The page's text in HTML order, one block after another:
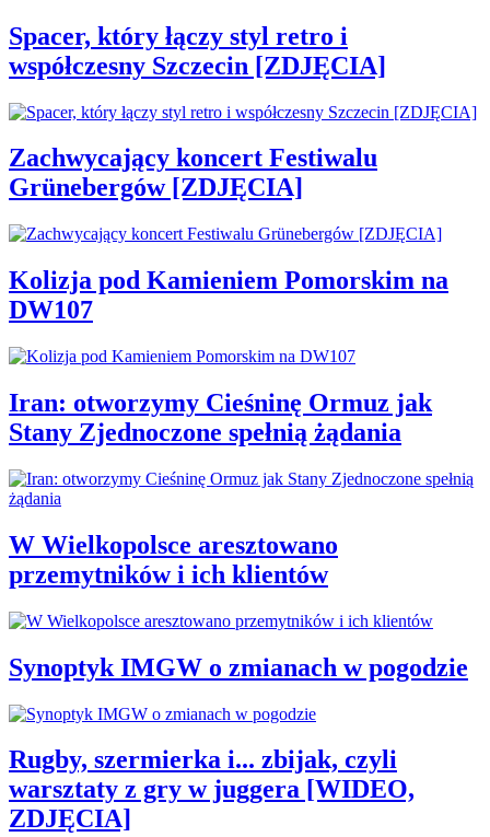
Spacer, który łączy styl retro i
współczesny Szczecin [ZDJĘCIA]
Zachwycający koncert Festiwalu
Grünebergów [ZDJĘCIA]
Kolizja pod Kamieniem Pomorskim na
DW107
Iran: otworzymy Cieśninę Ormuz jak
Stany Zjednoczone spełnią żądania
W Wielkopolsce aresztowano
przemytników i ich klientów
Synoptyk IMGW o zmianach w pogodzie
Rugby, szermierka i... zbijak, czyli
warsztaty z gry w juggera [WIDEO,
ZDJĘCIA]